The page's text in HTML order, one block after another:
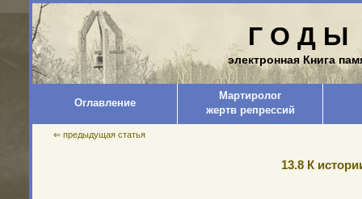
Г О Д Ы
электронная Книга
Оглавление
Мартиролог
жертв репрессий
⇐ предыдущая статья
13.8 К